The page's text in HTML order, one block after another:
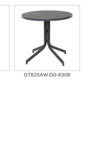
GT820AW-DG-830B